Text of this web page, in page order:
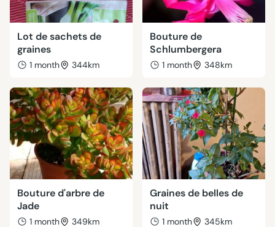
Lot de sachets de
graines
1 month 344km
Bouture de
Schlumbergera
1 month 348km
Bouture d'arbre de
Jade
1 month 349km
Graines de belles de
nuit
1 month 345km